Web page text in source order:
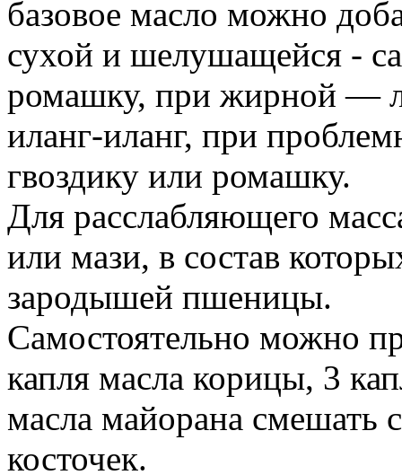
базовое масло можно
сухой и шелушащейся -
ромашку, при жирной —
иланг-иланг, при
гвоздику или ромашку.
Для расслабляющего
или мази, в состав
зародышей пшеницы.
Самостоятельно можно
капля масла корицы, 3
масла майорана смешать
косточек.